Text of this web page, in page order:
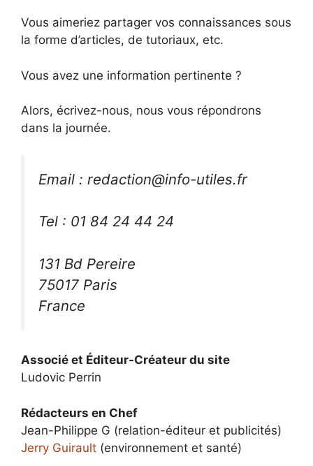
Vous aimeriez partager vos connaissances sous
la forme d’articles, de tutoriaux, etc.
Vous avez une information pertinente ?
Alors, écrivez-nous, nous vous répondrons
dans la journée.
Email : redaction@info-utiles.fr
Tel : 01 84 24 44 24
131 Bd Pereire
75017 Paris
France
Associé et Éditeur-Créateur du site
Ludovic Perrin
Rédacteurs en Chef
Jean-Philippe G (relation-éditeur et publicités)
Jerry Guirault (environnement et santé)